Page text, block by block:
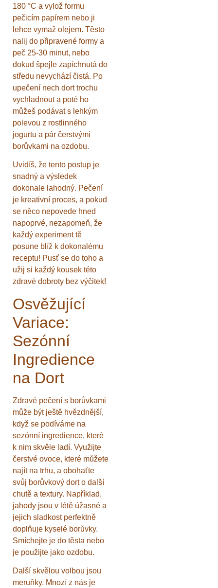
180 °C a vylož formu
pečicím papírem nebo ji
lehce vymaž olejem. Těsto
nalij do připravené formy a
peč 25-30 minut, nebo
dokud špejle zapíchnutá do
středu nevychází čistá. Po
upečení nech dort trochu
vychladnout a poté ho
můžeš podávat s lehkým
polevou z rostlinného
jogurtu a pár čerstvými
borůvkami na ozdobu.
Uvidíš, že tento postup je
snadný a výsledek
dokonale lahodný. Pečení
je kreativní proces, a pokud
se něco nepovede hned
napoprvé, nezapomeň, že
každý experiment tě
posune blíž k dokonalému
receptu! Pusť se do toho a
užij si každý kousek této
zdravé dobroty bez výčitek!
Osvěžující
Variace:
Sezónní
Ingredience
na Dort
Zdravé pečení s borůvkami
může být ještě hvězdnější,
když se podíváme na
sezónní ingredience, které
k nim skvěle ladí. Využijte
čerstvé ovoce, které můžete
najít na trhu, a obohaťte
svůj borůvkový dort o další
chutě a textury. Například,
jahody jsou v létě úžasné a
jejich sladkost perfektně
doplňuje kyselé borůvky.
Smíchejte je do těsta nebo
je použijte jako ozdobu.
Další skvělou volbou jsou
meruňky. Mnozí z nás je